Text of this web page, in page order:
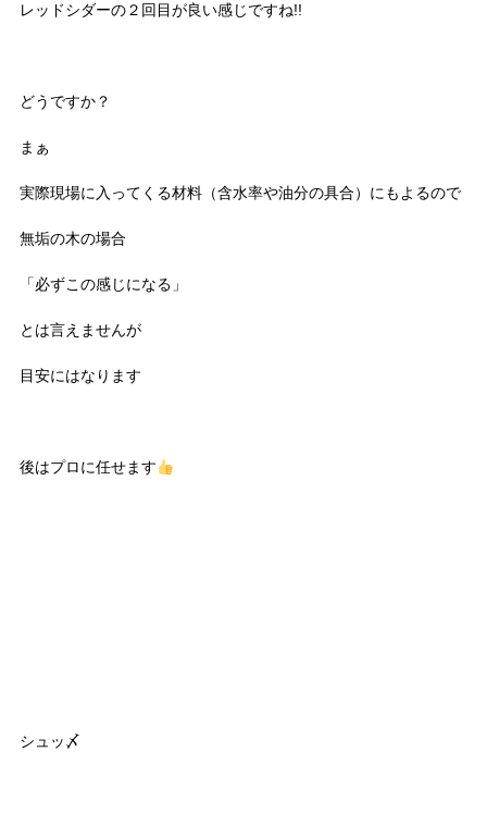
レッドシダーの２回目が良い感じですね!!
どうですか？
まぁ
実際現場に入ってくる材料（含水率や油分の具合）にもよるので
無垢の木の場合
「必ずこの感じになる」
とは言えませんが
目安にはなります
後はプロに任せます
シュッ〆